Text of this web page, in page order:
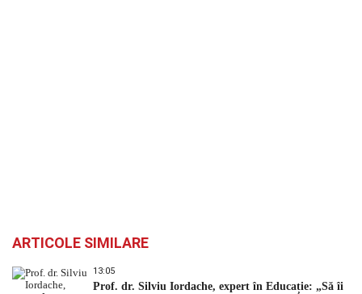
ARTICOLE SIMILARE
13:05
Prof. dr. Silviu Iordache, expert în Educație: „Să îi